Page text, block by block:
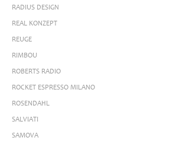
RADIUS DESIGN
REAL KONZEPT
REUGE
RIMBOU
ROBERTS RADIO
ROCKET ESPRESSO MILANO
ROSENDAHL
SALVIATI
SAMOVA